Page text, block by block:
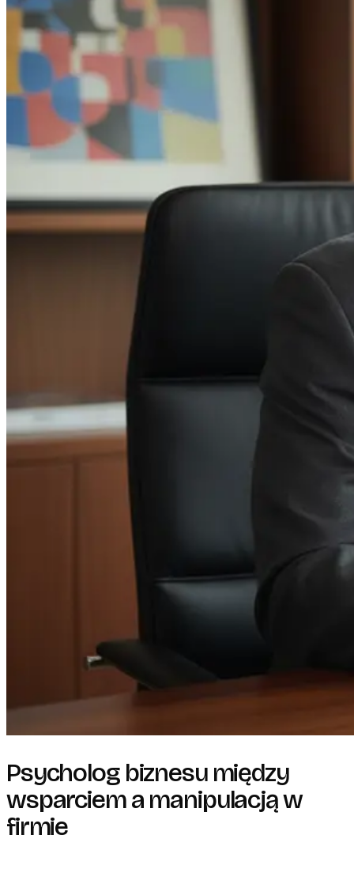
Psycholog biznesu między
wsparciem a manipulacją w
firmie